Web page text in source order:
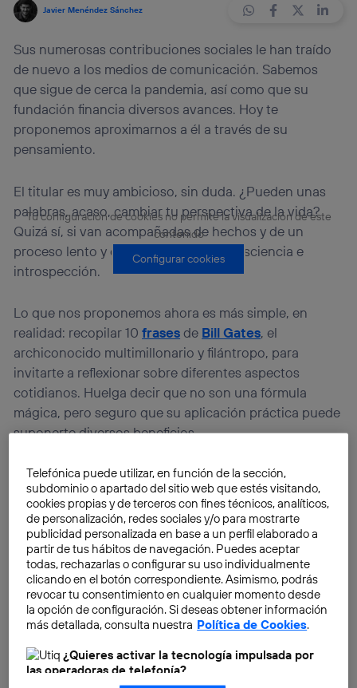
Javier Menéndez Sánchez
Sus numerosas contribuciones sociales le han traído
de nuevo a los medios de comunicación. Sabemos
que sigue de cerca la pandemia, así como que su
fundación financia diversos avances. Hoy te
proponemos aproximarnos a él a través de su
pensamiento.
El titular es muy ambicioso, sin duda. ¿Pueden unas
palabras, acaso, cambiar tu perspectiva de la vida?
Quizá sí, si van acompañadas de hechos y de un
proceso lento y comprometido de consciencia e
introspección.
Lo que nos proponemos ahora es más simple, en
realidad: recopilar 10frasesde Bill Gates, el
archiconocido multimillonario y filántropo, para
invitarte a reflexionar sobre diferentes aspectos
cotidianos. Huelga decir que no son una fórmula
mágica, pero seguro que su aplicación práctica puede
suponerte diversos beneficios.
Tu configuración de cookies no permite la visualización de este
contenido
Configurar cookies
Telefónica puede utilizar, en función de la sección,
subdominio o apartado del sitio web que estés visitando,
cookies propias y de terceros con fines técnicos, analíticos,
de personalización, redes sociales y/o para mostrarte
publicidad personalizada en base a un perfil elaborado a
partir de tus hábitos de navegación. Puedes aceptar
todas, rechazarlas o configurar su uso individualmente
clicando en el botón correspondiente. Asimismo, podrás
revocar tu consentimiento en cualquier momento desde
la opción de configuración. Si deseas obtener información
más detallada, consulta nuestra Política de Cookies.
¿Quieres activar la tecnología impulsada por
las operadoras de telefonía?